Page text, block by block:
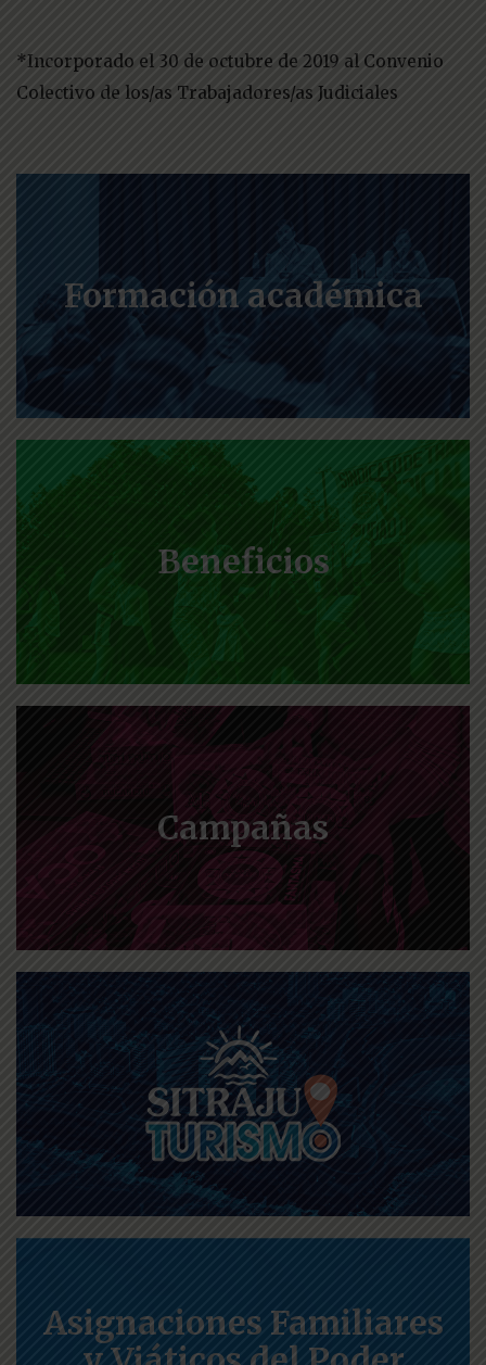
*Incorporado el 30 de octubre de 2019 al Convenio
Colectivo de los/as Trabajadores/as Judiciales
Formación académica
Beneficios
Campañas
Asignaciones Familiares